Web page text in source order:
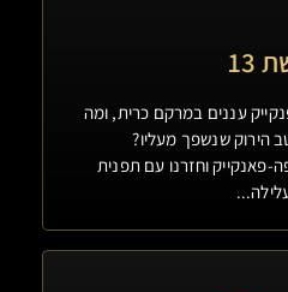
13
עננים במרקם כרית, ומה
הירוק שנשפך מעליו?
פאנקייק וחזרנו עם תפנית